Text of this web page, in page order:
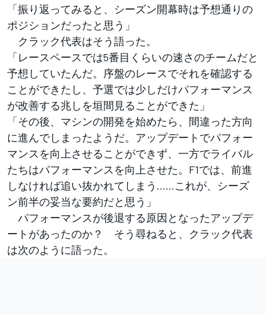
「振り返ってみると、シーズン開幕時は予想通りの
ポジションだったと思う」
クラック代表はそう語った。
「レースペースでは5番目くらいの速さのチームだと
予想していたんだ。序盤のレースでそれを確認する
ことができたし、予選では少しだけパフォーマンス
が改善する兆しを垣間見ることができた」
「その後、マシンの開発を始めたら、間違った方向
に進んでしまったようだ。アップデートでパフォー
マンスを向上させることができず、一方でライバル
たちはパフォーマンスを向上させた。F1では、前進
しなければ追い抜かれてしまう……これが、シーズ
ン前半の妥当な要約だと思う」
パフォーマンスが後退する原因となったアップデ
ートがあったのか？ そう尋ねると、クラック代表
は次のように語った。